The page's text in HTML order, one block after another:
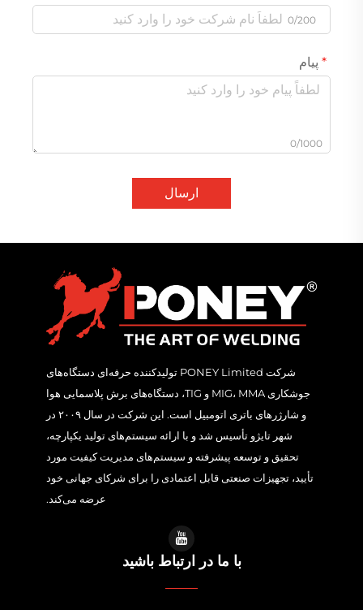
0/200
پیام
0/1000
ارسال
شرکت PONEY Limited تولیدکننده حرفه‌ای دستگاه‌های
جوشکاری MIG، MMA و TIG، دستگاه‌های برش پلاسمایی هوا
و شارژرهای باتری اتومبیل است. این شرکت در سال ۲۰۰۹ در
شهر تایژو تأسیس شد و با ارائه سیستم‌های تولید یکپارچه،
تحقیق و توسعه پیشرفته و سیستم‌های مدیریت کیفیت مورد
تأیید، تجهیزات صنعتی قابل اعتمادی را برای شرکای جهانی خود
عرضه می‌کند.
با ما در ارتباط باشید